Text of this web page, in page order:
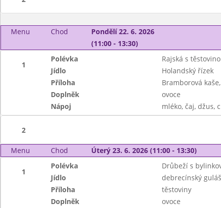
Menu Chod
Pondělí 22. 6. 2026
(11:00 - 13:30)
1
Polévka
Rajská s
Jídlo
Holandský řízek
Příloha
Bramborová
Doplněk
ovoce
Nápoj
mléko, čaj, džus,
2
Menu Chod Úterý 23. 6. 2026 (11:00 - 13:30)
1
Polévka
Drůbeží s
Jídlo
debrecínský guláš
Příloha
těstoviny
Doplněk
ovoce